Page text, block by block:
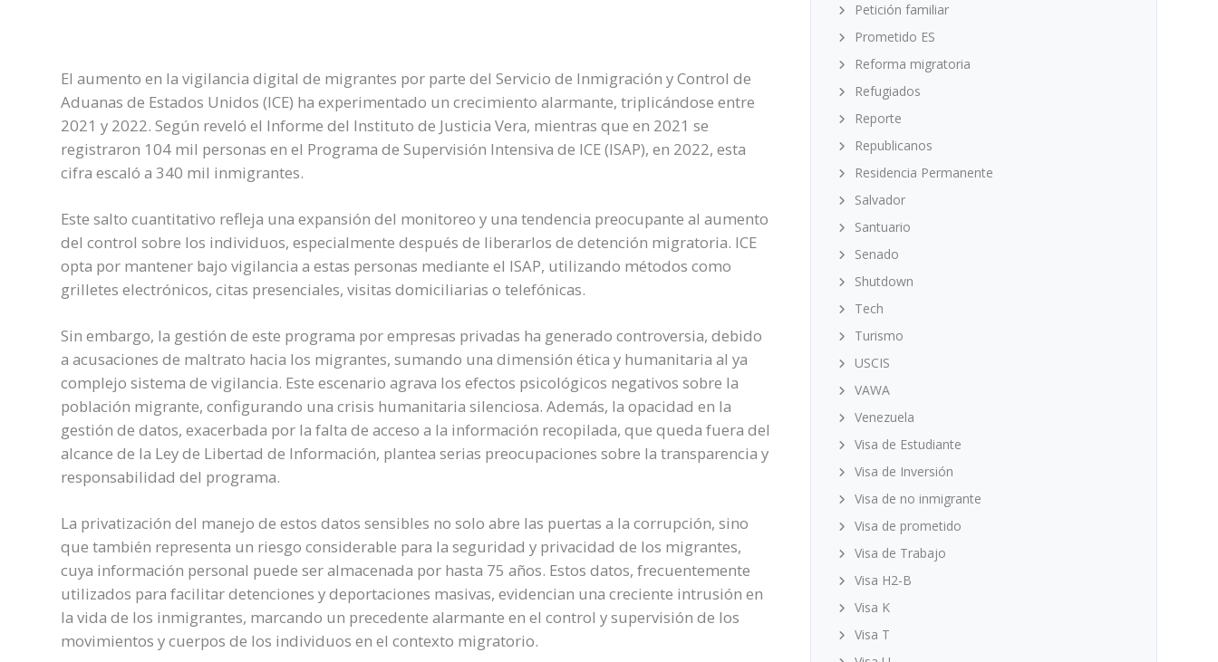
El aumento en la vigilancia digital de migrantes por parte del Servicio de Inmigración y Control de
Aduanas de Estados Unidos (ICE) ha experimentado un crecimiento alarmante, triplicándose entre
2021 y 2022. Según reveló el Informe del Instituto de Justicia Vera, mientras que en 2021 se
registraron 104 mil personas en el Programa de Supervisión Intensiva de ICE (ISAP), en 2022, esta
cifra escaló a 340 mil inmigrantes.
Este salto cuantitativo refleja una expansión del monitoreo y una tendencia preocupante al aumento
del control sobre los individuos, especialmente después de liberarlos de detención migratoria. ICE
opta por mantener bajo vigilancia a estas personas mediante el ISAP, utilizando métodos como
grilletes electrónicos, citas presenciales, visitas domiciliarias o telefónicas.
Sin embargo, la gestión de este programa por empresas privadas ha generado controversia, debido
a acusaciones de maltrato hacia los migrantes, sumando una dimensión ética y humanitaria al ya
complejo sistema de vigilancia. Este escenario agrava los efectos psicológicos negativos sobre la
población migrante, configurando una crisis humanitaria silenciosa. Además, la opacidad en la
gestión de datos, exacerbada por la falta de acceso a la información recopilada, que queda fuera del
alcance de la Ley de Libertad de Información, plantea serias preocupaciones sobre la transparencia y
responsabilidad del programa.
La privatización del manejo de estos datos sensibles no solo abre las puertas a la corrupción, sino
que también representa un riesgo considerable para la seguridad y privacidad de los migrantes,
cuya información personal puede ser almacenada por hasta 75 años. Estos datos, frecuentemente
utilizados para facilitar detenciones y deportaciones masivas, evidencian una creciente intrusión en
la vida de los inmigrantes, marcando un precedente alarmante en el control y supervisión de los
movimientos y cuerpos de los individuos en el contexto migratorio.
Petición familiar
Prometido ES
Reforma migratoria
Refugiados
Reporte
Republicanos
Residencia Permanente
Salvador
Santuario
Senado
Shutdown
Tech
Turismo
USCIS
VAWA
Venezuela
Visa de Estudiante
Visa de Inversión
Visa de no inmigrante
Visa de prometido
Visa de Trabajo
Visa H2-B
Visa K
Visa T